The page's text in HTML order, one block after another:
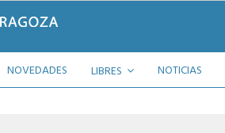
NOVEDADES LIBRES NOTICIAS